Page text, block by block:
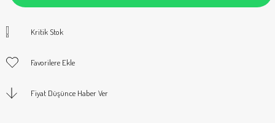
Kritik Stok
Favorilere Ekle
Fiyat Düşünce Haber Ver